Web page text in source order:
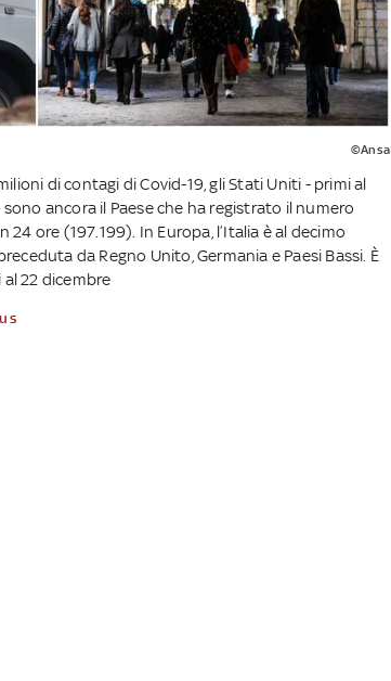
©Ansa
di contagi di Covid-19, gli Stati Uniti - primi al
ancora il Paese che ha registrato il numero
ore (197.199). In Europa, l’Italia è al decimo
da Regno Unito, Germania e Paesi Bassi. È
22 dicembre